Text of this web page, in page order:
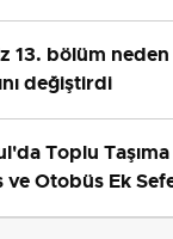
13. bölüm neden
değiştirdi
Toplu
Otobüs Ek